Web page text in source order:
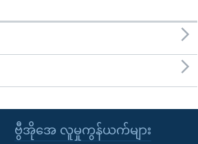
ဗွီအိုအေ လူမှုကွန်ယက်များ